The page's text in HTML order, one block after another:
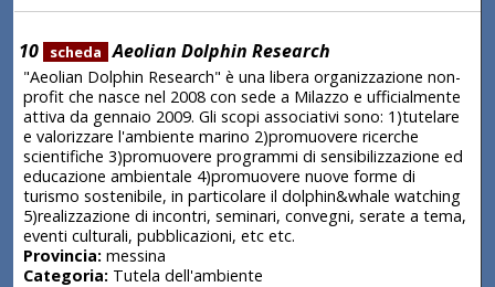
10 scheda Aeolian Dolphin Research
"Aeolian Dolphin Research" è una libera organizzazione non-
profit che nasce nel 2008 con sede a Milazzo e ufficialmente
attiva da gennaio 2009. Gli scopi associativi sono: 1)tutelare
e valorizzare l'ambiente marino 2)promuovere ricerche
scientifiche 3)promuovere programmi di sensibilizzazione ed
educazione ambientale 4)promuovere nuove forme di
turismo sostenibile, in particolare il dolphin&whale watching
5)realizzazione di incontri, seminari, convegni, serate a tema,
eventi culturali, pubblicazioni, etc etc.
Provincia:messina
Categoria:Tutela dell'ambiente